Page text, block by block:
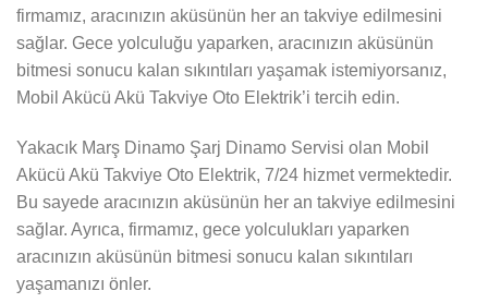
firmamız, aracınızın aküsünün her an takviye edilmesini
sağlar. Gece yolculuğu yaparken, aracınızın aküsünün
bitmesi sonucu kalan sıkıntıları yaşamak istemiyorsanız,
Mobil Akücü Akü Takviye Oto Elektrik’i tercih edin.
Yakacık Marş Dinamo Şarj Dinamo Servisi olan Mobil
Akücü Akü Takviye Oto Elektrik, 7/24 hizmet vermektedir.
Bu sayede aracınızın aküsünün her an takviye edilmesini
sağlar. Ayrıca, firmamız, gece yolculukları yaparken
aracınızın aküsünün bitmesi sonucu kalan sıkıntıları
yaşamanızı önler.